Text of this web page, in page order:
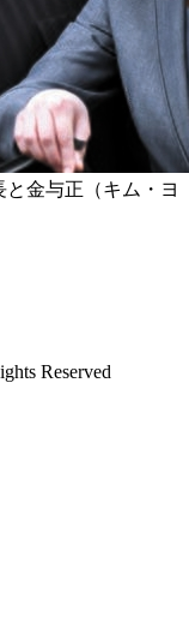
金与正（キム・ヨ
Reserved